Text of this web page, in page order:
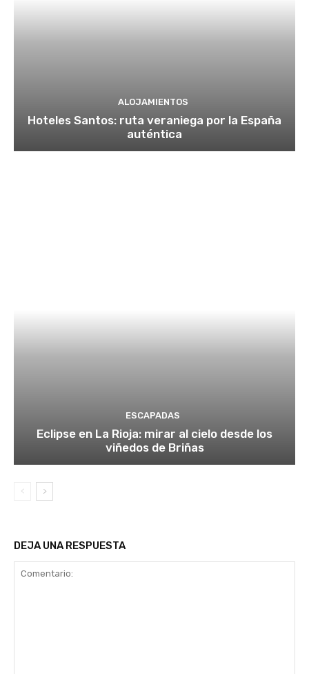
ALOJAMIENTOS
Hoteles Santos: ruta veraniega por la España
auténtica
ESCAPADAS
Eclipse en La Rioja: mirar al cielo desde los
viñedos de Briñas
DEJA UNA RESPUESTA